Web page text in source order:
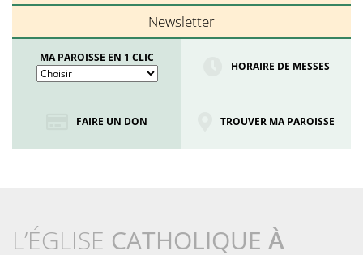
Newsletter
MA PAROISSE EN 1 CLIC
HORAIRE DE MESSES
FAIRE UN DON TROUVER MA PAROISSE
L’ÉGLISE CATHOLIQUE À